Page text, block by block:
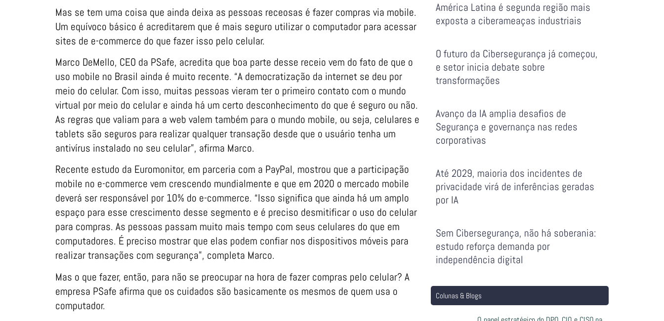
Mas se tem uma coisa que ainda deixa as pessoas receosas é fazer compras via mobile.
Um equívoco básico é acreditarem que é mais seguro utilizar o computador para acessar
sites de e-commerce do que fazer isso pelo celular.
Marco DeMello, CEO da PSafe, acredita que boa parte desse receio vem do fato de que o
uso mobile no Brasil ainda é muito recente. “A democratização da internet se deu por
meio do celular. Com isso, muitas pessoas vieram ter o primeiro contato com o mundo
virtual por meio do celular e ainda há um certo desconhecimento do que é seguro ou não.
As regras que valiam para a web valem também para o mundo mobile, ou seja, celulares e
tablets são seguros para realizar qualquer transação desde que o usuário tenha um
antivírus instalado no seu celular”, afirma Marco.
Recente estudo da Euromonitor, em parceria com a PayPal, mostrou que a participação
mobile no e-commerce vem crescendo mundialmente e que em 2020 o mercado mobile
deverá ser responsável por 10% do e-commerce. “Isso significa que ainda há um amplo
espaço para esse crescimento desse segmento e é preciso desmitificar o uso do celular
para compras. As pessoas passam muito mais tempo com seus celulares do que em
computadores. É preciso mostrar que elas podem confiar nos dispositivos móveis para
realizar transações com segurança”, completa Marco.
Mas o que fazer, então, para não se preocupar na hora de fazer compras pelo celular? A
empresa PSafe afirma que os cuidados são basicamente os mesmos de quem usa o
computador.
América Latina é segunda região mais
exposta a ciberameaças industriais
O futuro da Cibersegurança já começou,
e setor inicia debate sobre
transformações
Avanço da IA amplia desafios de
Segurança e governança nas redes
corporativas
Até 2029, maioria dos incidentes de
privacidade virá de inferências geradas
por IA
Sem Cibersegurança, não há soberania:
estudo reforça demanda por
independência digital
Colunas & Blogs